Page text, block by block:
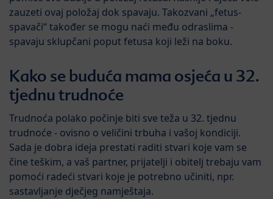
zauzeti ovaj položaj dok spavaju. Takozvani „fetus-
spavači“ također se mogu naći među odraslima -
spavaju sklupčani poput fetusa koji leži na boku.
Kako se buduća mama osjeća u 32.
tjednu trudnoće
Trudnoća polako počinje biti sve teža u 32. tjednu
trudnoće - ovisno o veličini trbuha i vašoj kondiciji.
Sada je dobra ideja prestati raditi stvari koje vam se
čine teškim, a vaš partner, prijatelji i obitelj trebaju vam
pomoći radeći stvari koje je potrebno učiniti, npr.
sastavljanje dječjeg namještaja.